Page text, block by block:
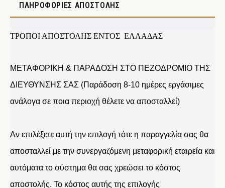
ΠΛΗΡΟΦΟΡΊΕΣ ΑΠΟΣΤΟΛΉΣ
ΤΡΟΠΟΙ ΑΠΟΣΤΟΛΗΣ ΕΝΤΟΣ ΕΛΛΑΔΑΣ
ΜΕΤΑΦΟΡΙΚΗ & ΠΑΡΑΔΟΣΗ ΣΤΟ ΠΕΖΟΔΡΟΜΙΟ ΤΗΣ
ΔΙΕΥΘΥΝΣΗΣ ΣΑΣ (Παράδοση 8-10 ημέρες εργάσιμες
ανάλογα σε ποια περιοχή θέλετε να αποσταλλεί)
Αν επιλέξετε αυτή την επιλογή τότε η παραγγελία σας θα
αποσταλλεί με την συνεργαζόμενη μεταφορική εταιρεία και
αυτόματα το σύστημα θα σας χρεώσει το κόστος
αποστολής. Το κόστος αυτής της επιλογής